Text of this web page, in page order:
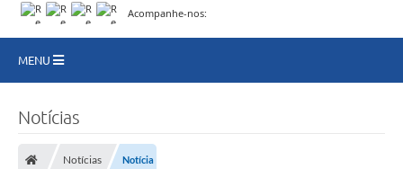
Acompanhe-nos:
MENU
Notícias
Notícias Notícia